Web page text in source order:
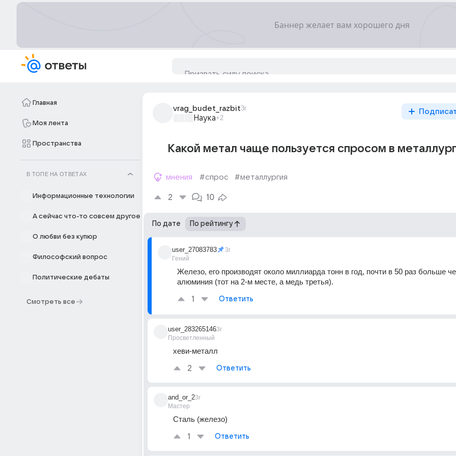
Главная
Моя лента
Пространства
В ТОПЕ НА ОТВЕТАХ
Информационные технологии
А сейчас что-то совсем другое
О любви без купюр
Философский вопрос
Политические дебаты
Смотреть все
vrag_budet_razbit3г
Наука+2
Какой метал чаще пользуется спросом в
мнения #спрос #металлургия
2 10
По дате По рейтингу
user_27083783
Гений
3г
Железо, его производят около миллиарда тонн в год, почти в 50 раз больше
алюминия (тот на 2-м месте, а медь третья).
1 Ответить
user_283265146
Просветленный
3г
хеви-металл
2 Ответить
and_or_2
Мастер
3г
Сталь (железо)
1 Ответить